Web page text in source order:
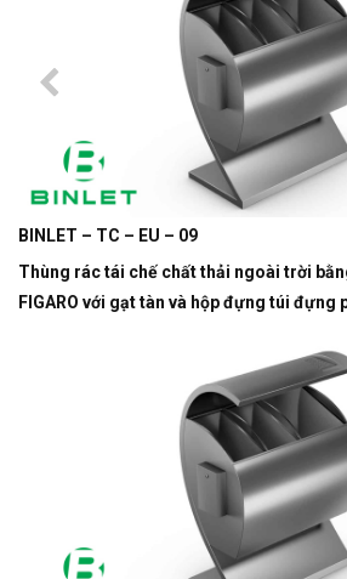
BINLET – TC – EU – 09
Thùng rác tái chế chất thải ngoài trời
FIGARO với gạt tàn và hộp đựng túi đựng